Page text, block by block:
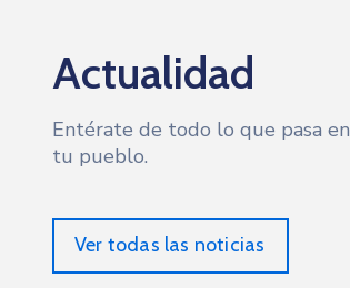
Actualidad
Entérate de todo lo que pasa en
tu pueblo.
Ver todas las noticias